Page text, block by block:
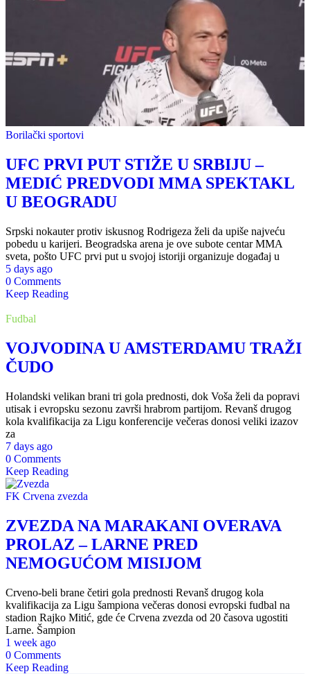
Borilački sportovi
UFC PRVI PUT STIŽE U SRBIJU –
MEDIĆ PREDVODI MMA SPEKTAKL
U BEOGRADU
Srpski nokauter protiv iskusnog Rodrigeza želi da upiše najveću
pobedu u karijeri. Beogradska arena je ove subote centar MMA
sveta, pošto UFC prvi put u svojoj istoriji organizuje događaj u
5 days ago
0 Comments
Keep Reading
Fudbal
VOJVODINA U AMSTERDAMU TRAŽI
ČUDO
Holandski velikan brani tri gola prednosti, dok Voša želi da popravi
utisak i evropsku sezonu završi hrabrom partijom. Revanš drugog
kola kvalifikacija za Ligu konferencije večeras donosi veliki izazov
za
7 days ago
0 Comments
Keep Reading
FK Crvena zvezda
ZVEZDA NA MARAKANI OVERAVA
PROLAZ – LARNE PRED
NEMOGUĆOM MISIJOM
Crveno-beli brane četiri gola prednosti Revanš drugog kola
kvalifikacija za Ligu šampiona večeras donosi evropski fudbal na
stadion Rajko Mitić, gde će Crvena zvezda od 20 časova ugostiti
Larne. Šampion
1 week ago
0 Comments
Keep Reading